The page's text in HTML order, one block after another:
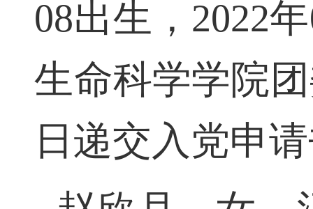
08出生，2022
生命科学学院
日递交入党申